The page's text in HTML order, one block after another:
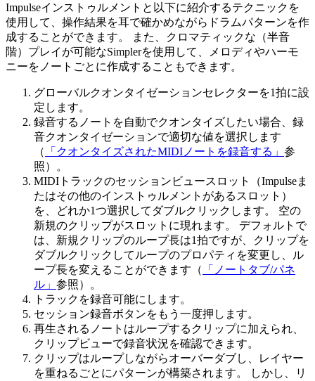
Impulseインストゥルメントと以下に紹介するテクニックを
使用して、操作結果を耳で確かめながらドラムパターンを作
成することができます。 また、クロマティックな（半音
階）プレイが可能なSimplerを使用して、メロディやハーモ
ニーをノートごとに作成することもできます。
グローバルクオンタイゼーションセレクターを1拍に設
定します。
録音するノートを自動でクオンタイズしたい場合、録
音クオンタイゼーションで適切な値を選択します
（
「クオンタイズされたMIDIノートを録音する」 参
照）。
MIDIトラックのセッションビュースロット（Impulseま
たはその他のインストゥルメントがあるスロット）
を、どれか1つ選択してダブルクリックします。 空の
新規のクリップがスロットに現れます。 デフォルトで
は、新規クリップのループ長は1拍ですが、クリップを
ダブルクリックしてループのプロパティを変更し、ル
ープ長を変えることができます（
「ノートタブ/パネ
ル」 参照）。
トラックを録音可能にします。
セッション録音ボタンをもう一度押します。
再生されるノートはループするクリップに加えられ、
クリップビューで録音状況を確認できます。
クリップはループしながらオーバーダブし、レイヤー
を重ねるごとにパターンが構築されます。 しかし、リ